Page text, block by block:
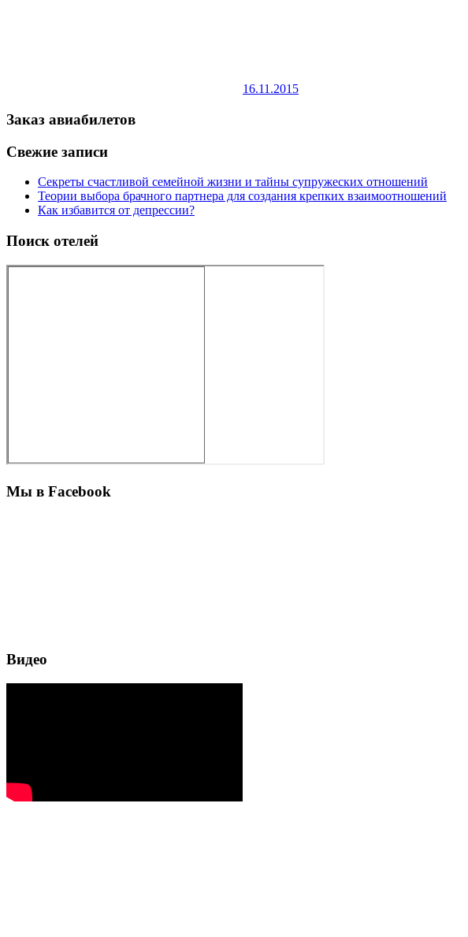
16.11.2015
Заказ авиабилетов
Свежие записи
Секреты счастливой семейной жизни и тайны супружеских отношений
Теории выбора брачного партнера для создания крепких взаимоотношений
Как избавится от депрессии?
Поиск отелей
Мы в Facebook
Видео